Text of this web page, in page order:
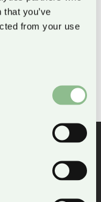
you’ve
from your use